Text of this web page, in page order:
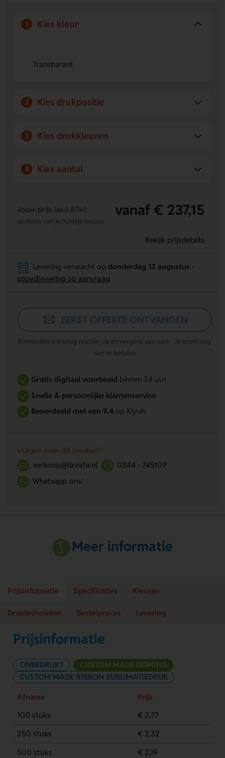
Met Doming
Luxe uitstraling door doming
Stevig en opvallend- Het sterke polyester halslint en
het grote formaat maken deze medaille ideaal voor
1 Kies kleur
Transparant
2 Kies drukpositie
3 Kies drukkleuren
4 Kies aantal
Jouw prijs (excl. BTW) vanaf € 237,15
op basis van je huidige keuzes
Bekijk prijsdetails
Levering verwacht op donderdag 13 augustus
spoedlevering op aanvraag
EERST OFFERTE ONTVANGEN
Binnen één werkdag reactie · Je zit nergens aan vast · Je hoeft nog
niet te betalen
Gratis digitaal voorbeeldbinnen 24 uur
Snelle & persoonlijke klantenservice
Beoordeeld met een 9,4op Kiyoh
Vragen over dit product?
verkoop@lavista.nl
0344 - 745109
Whatsapp ons!
Meer informatie
Prijsinformatie Specificaties Kleuren
Druktechnieken Bestelproces Levering
Prijsinformatie
ONBEDRUKT
CUSTOM MADE DOMING
CUSTOM MADE RIBBON SUBLIMATIEDRUK
Afname
Prijs
100 stuks
€ 2,77
250 stuks
€ 2,32
500 stuks
€ 2,19